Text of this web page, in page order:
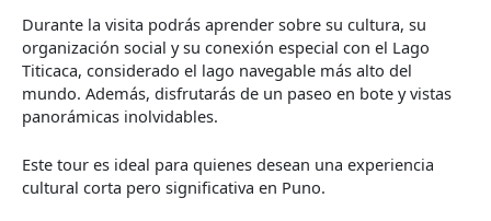
Durante la visita podrás aprender sobre su cultura, su
organización social y su conexión especial con el Lago
Titicaca, considerado el lago navegable más alto del
mundo. Además, disfrutarás de un paseo en bote y vistas
panorámicas inolvidables.
Este tour es ideal para quienes desean una experiencia
cultural corta pero significativa en Puno.